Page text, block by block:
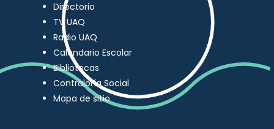
Directorio
TV UAQ
Radio UAQ
Calendario Escolar
Bibliotecas
Contraloría Social
Mapa de sitio